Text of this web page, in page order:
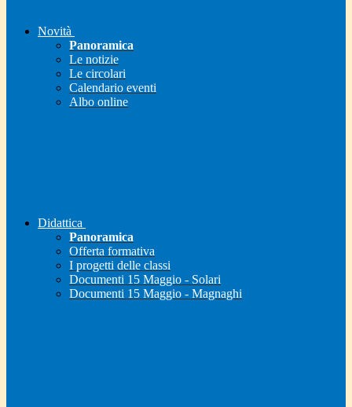
Novità
Panoramica
Le notizie
Le circolari
Calendario eventi
Albo online
Didattica
Panoramica
Offerta formativa
I progetti delle classi
Documenti 15 Maggio - Solari
Documenti 15 Maggio - Magnaghi